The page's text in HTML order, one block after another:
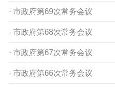
· 市政府第69次常务会议
· 市政府第68次常务会议
· 市政府第67次常务会议
· 市政府第66次常务会议